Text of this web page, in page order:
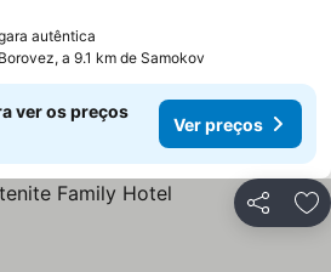
autêntica
Borovez, a 9.1 km de Samokov
ver os preços
Ver preços
Partilhar